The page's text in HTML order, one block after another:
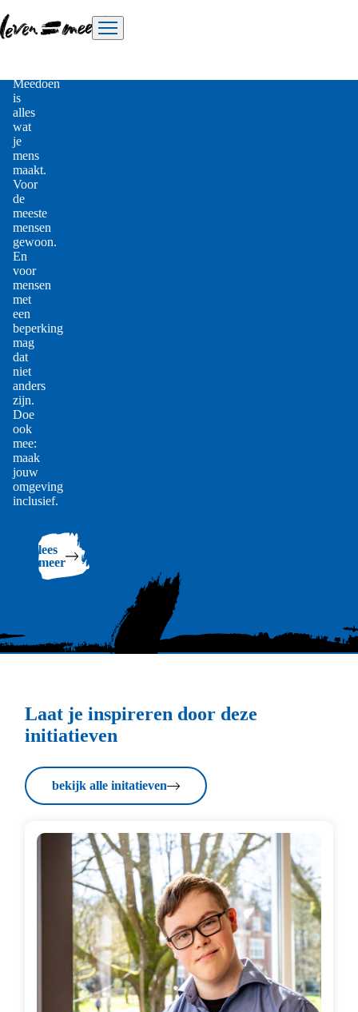
Ga
naar
Menu
Leven = Meedoen
Meedoen
is
alles
wat
je
mens
maakt.
Voor
de
meeste
mensen
gewoon.
En
voor
mensen
met
een
beperking
mag
dat
niet
anders
zijn.
Doe
ook
mee:
maak
jouw
omgeving
inclusief.
Lees
meer
Laat je inspireren door deze
initiatieven
Bekijk alle initatieven